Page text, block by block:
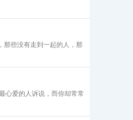
那些没有走到一起的人，那
心爱的人诉说，而你却常常